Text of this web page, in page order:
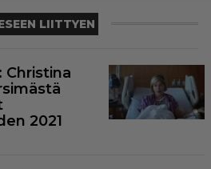
LIITTYEN
Christina
2021